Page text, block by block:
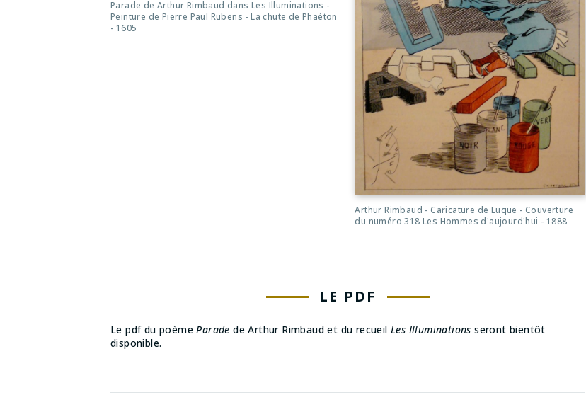
Parade de Arthur Rimbaud dans Les Illuminations -
Peinture de Pierre Paul Rubens - La chute de Phaéton
- 1605
Arthur Rimbaud - Caricature de Luque - Couverture
du numéro 318 Les Hommes d'aujourd'hui - 1888
LE PDF
Le pdf du poèmeParade de Arthur Rimbaud et du recueilLes Illuminations seront bientôt
disponible.